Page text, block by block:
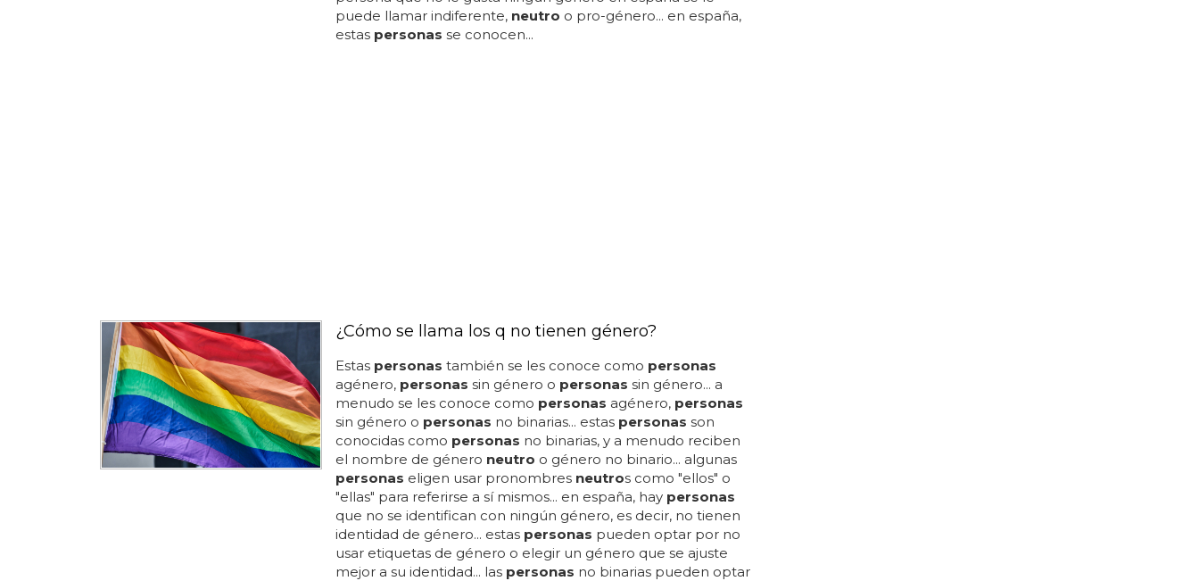
puede llamar indiferente, neutro o pro-género... en españa,
estas personas se conocen...
¿Cómo se llama los q no tienen género?
Estas personas también se les conoce como personas
agénero, personas sin género o personas sin género... a
menudo se les conoce como personas agénero, personas
sin género o personas no binarias... estas personas son
conocidas como personas no binarias, y a menudo reciben
el nombre de género neutro o género no binario... algunas
personas eligen usar pronombres neutros como "ellos" o
"ellas" para referirse a sí mismos... en españa, hay personas
que no se identifican con ningún género, es decir, no tienen
identidad de género... estas personas pueden optar por no
usar etiquetas de género o elegir un género que se ajuste
mejor a su identidad... las personas no binarias pueden optar